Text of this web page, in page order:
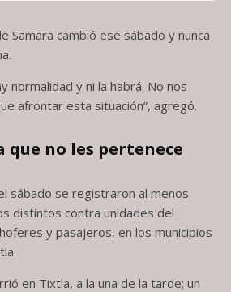
Samara cambió ese sábado y nunca
normalidad y ni la habrá. No nos
afrontar esta situación”, agregó.
que no les pertenece
sábado se registraron al menos
distintos contra unidades del
y pasajeros, en los municipios
en Tixtla, a la una de la tarde; un